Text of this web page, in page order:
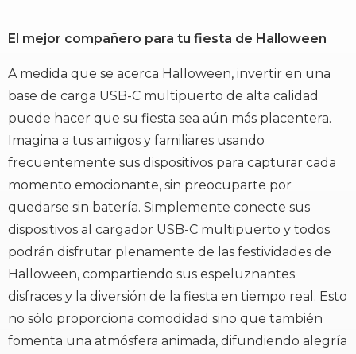
El mejor compañero para tu fiesta de Halloween
A medida que se acerca Halloween, invertir en una
base de carga USB-C multipuerto de alta calidad
puede hacer que su fiesta sea aún más placentera.
Imagina a tus amigos y familiares usando
frecuentemente sus dispositivos para capturar cada
momento emocionante, sin preocuparte por
quedarse sin batería. Simplemente conecte sus
dispositivos al cargador USB-C multipuerto y todos
podrán disfrutar plenamente de las festividades de
Halloween, compartiendo sus espeluznantes
disfraces y la diversión de la fiesta en tiempo real. Esto
no sólo proporciona comodidad sino que también
fomenta una atmósfera animada, difundiendo alegría